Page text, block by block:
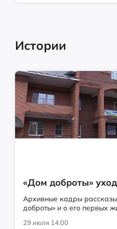
Истории
«Дом доброты»
Архивные кадры
доброты» и о его первых
29 июля 14:00